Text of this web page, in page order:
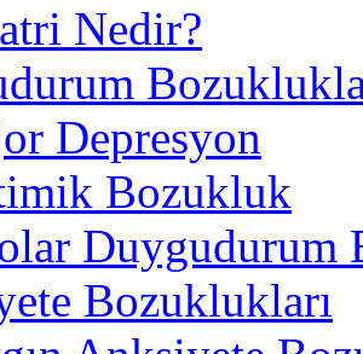
Nedir?
Depresyon
Bozukluk
Duygudurum
Bozuklukları